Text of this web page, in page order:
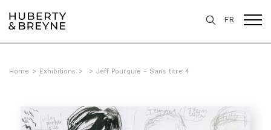
FR
Home > Exhibitions > > Jeff Pourquié - Sans titre 4